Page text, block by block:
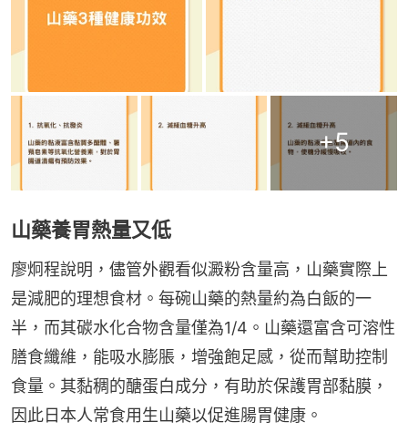
+5
山藥養胃熱量又低
廖炯程說明，儘管外觀看似澱粉含量高，山藥實際上
是減肥的理想食材。每碗山藥的熱量約為白飯的一
半，而其碳水化合物含量僅為1/4。山藥還富含可溶性
膳食纖維，能吸水膨脹，增強飽足感，從而幫助控制
食量。其黏稠的醣蛋白成分，有助於保護胃部黏膜，
因此日本人常食用生山藥以促進腸胃健康。